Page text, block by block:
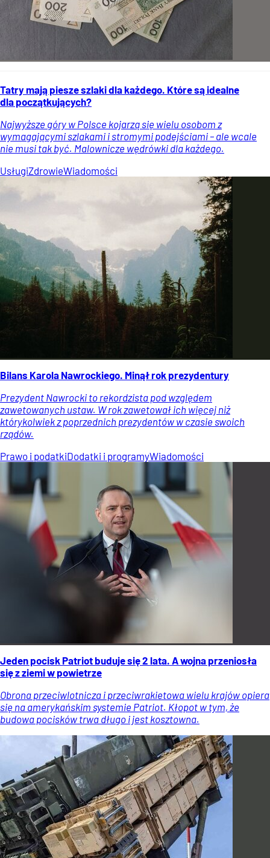
Tatry mają piesze szlaki dla każdego. Które są idealne
dla początkujących?
Najwyższe góry w Polsce kojarzą się wielu osobom z
wymagającymi szlakami i stromymi podejściami – ale wcale
nie musi tak być. Malownicze wędrówki dla każdego.
UsługiZdrowieWiadomości
Bilans Karola Nawrockiego. Minął rok prezydentury
Prezydent Nawrocki to rekordzista pod względem
zawetowanych ustaw. W rok zawetował ich więcej niż
którykolwiek z poprzednich prezydentów w czasie swoich
rządów.
Prawo i podatkiDodatki i programyWiadomości
Jeden pocisk Patriot buduje się 2 lata. A wojna przeniosła
się z ziemi w powietrze
Obrona przeciwlotnicza i przeciwrakietowa wielu krajów opiera
się na amerykańskim systemie Patriot. Kłopot w tym, że
budowa pocisków trwa długo i jest kosztowna.